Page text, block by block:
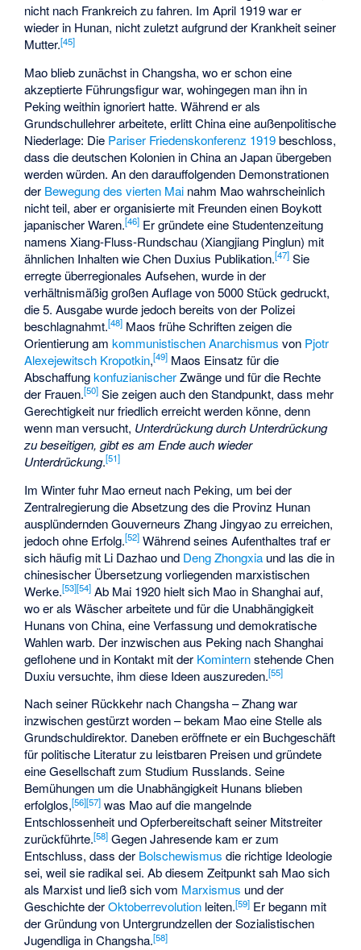
nicht nach Frankreich zu fahren. Im April 1919 war er
wieder in Hunan, nicht zuletzt aufgrund der Krankheit seiner
Mutter.[45]
Mao blieb zunächst in Changsha, wo er schon eine
akzeptierte Führungsfigur war, wohingegen man ihn in
Peking weithin ignoriert hatte. Während er als
Grundschullehrer arbeitete, erlitt China eine außenpolitische
Niederlage: Die Pariser Friedenskonferenz 1919beschloss,
dass die deutschen Kolonien in China an Japan übergeben
werden würden. An den darauffolgenden Demonstrationen
der Bewegung des vierten Mai nahm Mao wahrscheinlich
nicht teil, aber er organisierte mit Freunden einen Boykott
japanischer Waren.[46] Er gründete eine Studentenzeitung
namens Xiang-Fluss-Rundschau (Xiangjiang Pinglun) mit
ähnlichen Inhalten wie Chen Duxius Publikation.[47] Sie
erregte überregionales Aufsehen, wurde in der
verhältnismäßig großen Auflage von 5000 Stück gedruckt,
die 5. Ausgabe wurde jedoch bereits von der Polizei
beschlagnahmt.[48] Maos frühe Schriften zeigen die
Orientierung amkommunistischen Anarchismus von Pjotr
Alexejewitsch Kropotkin,[49] Maos Einsatz für die
AbschaffungkonfuzianischerZwänge und für die Rechte
der Frauen.[50] Sie zeigen auch den Standpunkt, dass mehr
Gerechtigkeit nur friedlich erreicht werden könne, denn
wenn man versucht, Unterdrückung durch Unterdrückung
zu beseitigen, gibt es am Ende auch wieder
Unterdrückung.[51]
Im Winter fuhr Mao erneut nach Peking, um bei der
Zentralregierung die Absetzung des die Provinz Hunan
ausplündernden GouverneursZhang Jingyaozu erreichen,
jedoch ohne Erfolg.[52] Während seines Aufenthaltes traf er
sich häufig mit Li Dazhao und Deng Zhongxia und las die in
chinesischer Übersetzung vorliegenden marxistischen
Werke.[53][54] Ab Mai 1920 hielt sich Mao in Shanghai auf,
wo er als Wäscher arbeitete und für die Unabhängigkeit
Hunans von China, eine Verfassung und demokratische
Wahlen warb. Der inzwischen aus Peking nach Shanghai
geflohene und in Kontakt mit der Kominternstehende Chen
Duxiu versuchte, ihm diese Ideen auszureden.[55]
Nach seiner Rückkehr nach Changsha – Zhang war
inzwischen gestürzt worden – bekam Mao eine Stelle als
Grundschuldirektor. Daneben eröffnete er ein Buchgeschäft
für politische Literatur zu leistbaren Preisen und gründete
eine Gesellschaft zum Studium Russlands. Seine
Bemühungen um die Unabhängigkeit Hunans blieben
erfolglos,[56][57] was Mao auf die mangelnde
Entschlossenheit und Opferbereitschaft seiner Mitstreiter
zurückführte.[58] Gegen Jahresende kam er zum
Entschluss, dass der Bolschewismus die richtige Ideologie
sei, weil sie radikal sei. Ab diesem Zeitpunkt sah Mao sich
als Marxist und ließ sich vom Marxismus und der
Geschichte derOktoberrevolution leiten.[59] Er begann mit
der Gründung von Untergrundzellen der Sozialistischen
Jugendliga in Changsha.[58]